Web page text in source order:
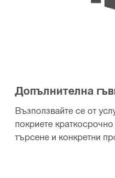
Допълнителна
Възползвайте се от
покриете
търсене и конкретни